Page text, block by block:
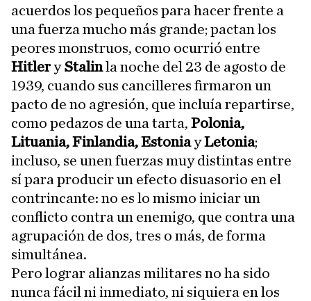
acuerdos los pequeños para hacer frente a
una fuerza mucho más grande; pactan los
peores monstruos, como ocurrió entre
HitleryStalinla noche del 23 de agosto de
1939, cuando sus cancilleres firmaron un
pacto de no agresión, que incluía repartirse,
como pedazos de una tarta, Polonia,
Lituania, Finlandia, EstoniayLetonia;
incluso, se unen fuerzas muy distintas entre
sí para producir un efecto disuasorio en el
contrincante: no es lo mismo iniciar un
conflicto contra un enemigo, que contra una
agrupación de dos, tres o más, de forma
simultánea.
Pero lograr alianzas militares no ha sido
nunca fácil ni inmediato, ni siquiera en los